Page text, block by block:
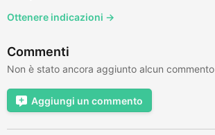
Ottenere indicazioni →
Commenti
Non è stato ancora aggiunto alcun commento
Aggiungi un commento